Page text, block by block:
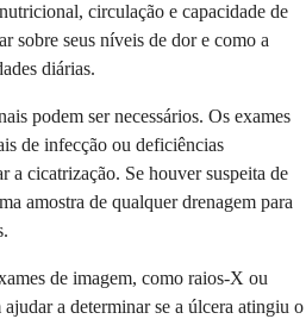
circulação e capacidade de
sobre seus níveis de dor e como a
diárias.
podem ser necessários. Os exames
de infecção ou deficiências
a cicatrização. Se houver suspeita de
amostra de qualquer drenagem para
de imagem, como raios-X ou
a determinar se a úlcera atingiu o